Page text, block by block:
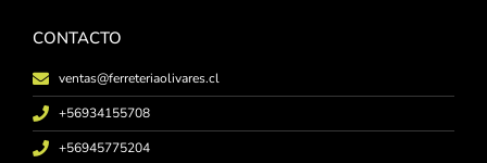
CONTACTO
ventas@ferreteriaolivares.cl
+56934155708
+56945775204